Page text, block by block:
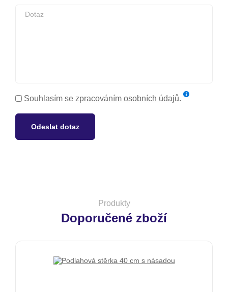
Souhlasím se zpracováním osobních údajů.
Odeslat dotaz
Produkty
Doporučené zboží